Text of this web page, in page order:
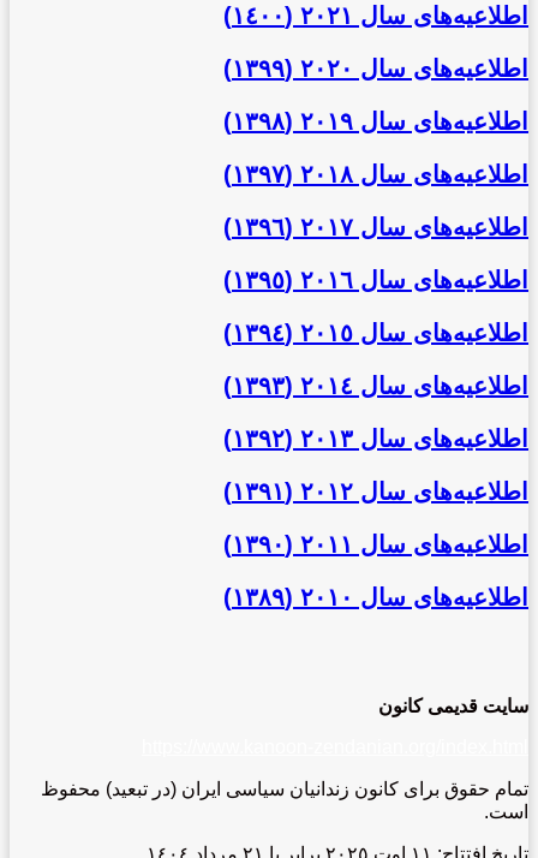
اطلاعیه‌‌های سال ٢٠٢١ (١٤٠٠)
اطلاعیه‌‌های سال ٢٠٢٠ (١٣٩٩)
اطلاعیه‌‌های سال ٢٠١٩ (١٣٩٨)
اطلاعیه‌‌های سال ٢٠١٨ (١٣٩٧)
اطلاعیه‌‌های سال ٢٠١٧ (١٣٩٦)
اطلاعیه‌‌های سال ٢٠١٦ (١٣٩٥)
اطلاعیه‌‌های سال ٢٠١٥ (١٣٩٤)
اطلاعیه‌‌های سال ٢٠١٤ (١٣٩٣)
اطلاعیه‌‌های سال ٢٠١٣ (١٣٩٢)
اطلاعیه‌‌های سال ٢٠١٢ (١٣٩١)
اطلاعیه‌‌های سال ٢٠١١ (١٣٩٠)
اطلاعیه‌‌های سال ٢٠١٠ (١٣٨٩)
سایت قدیمی کانون
تمام حقوق برای کانون زندانیان سیاسی ایران (در تبعید) محفوظ
است.
تاریخ افتتاح: ١١ اوت ٢٠٢٥ برابر با ٢١ مرداد ١٤٠٤